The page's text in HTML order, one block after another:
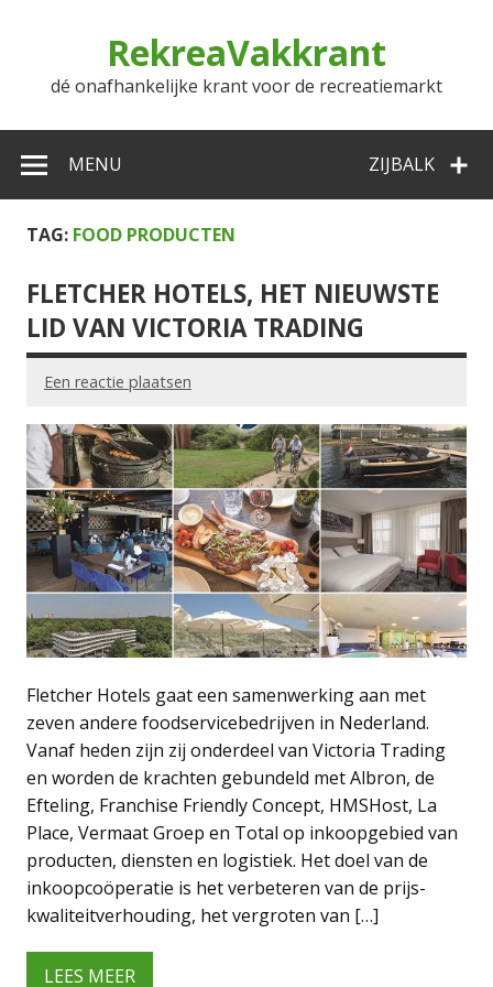
RekreaVakkrant
dé onafhankelijke krant voor de recreatiemarkt
ZIJBALK
MENU
TAG: FOOD PRODUCTEN
FLETCHER HOTELS, HET NIEUWSTE
LID VAN VICTORIA TRADING
Een reactie plaatsen
Fletcher Hotels gaat een samenwerking aan met
zeven andere foodservicebedrijven in Nederland.
Vanaf heden zijn zij onderdeel van Victoria Trading
en worden de krachten gebundeld met Albron, de
Efteling, Franchise Friendly Concept, HMSHost, La
Place, Vermaat Groep en Total op inkoopgebied van
producten, diensten en logistiek. Het doel van de
inkoopcoöperatie is het verbeteren van de prijs-
kwaliteitverhouding, het vergroten van […]
LEES MEER